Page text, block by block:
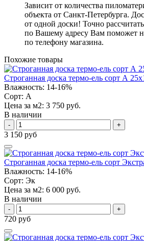
Зависит от количества
объекта от Санкт-Петербурга.
от одной доски! Точно
по Вашему адресу Вам поможет
по телефону магазина.
Похожие товары
Строганная доска термо-ель сорт А
Влажность: 14-16%
Сорт: А
Цена за м2: 3 750 руб.
В наличии
- +
3 150 руб
Строганная доска термо-ель сорт
Влажность: 14-16%
Сорт: Эк
Цена за м2: 6 000 руб.
В наличии
- +
720 руб